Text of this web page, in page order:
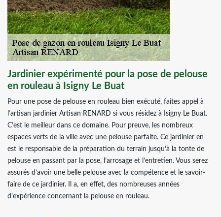
Jardinier expérimenté pour la pose de pelouse
en rouleau à Isigny Le Buat
Pour une pose de pelouse en rouleau bien exécuté, faites appel à
l’artisan jardinier Artisan RENARD si vous résidez à Isigny Le Buat.
C’est le meilleur dans ce domaine. Pour preuve, les nombreux
espaces verts de la ville avec une pelouse parfaite. Ce jardinier en
est le responsable de la préparation du terrain jusqu’à la tonte de
pelouse en passant par la pose, l’arrosage et l’entretien. Vous serez
assurés d’avoir une belle pelouse avec la compétence et le savoir-
faire de ce jardinier. Il a, en effet, des nombreuses années
d’expérience concernant la pelouse en rouleau.